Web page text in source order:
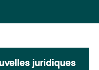
juridiques